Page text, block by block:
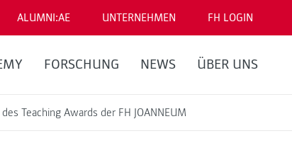
ALUMNI:AE UNTERNEHMEN FH LOGIN
FORSCHUNG NEWS ÜBER UNS
Teaching Awards der FH JOANNEUM